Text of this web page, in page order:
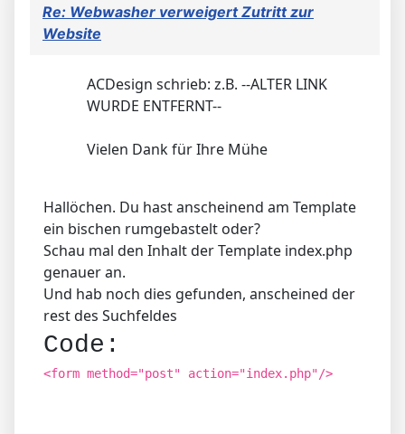
Re: Webwasher verweigert Zutritt zur
Website
ACDesign schrieb: z.B. --ALTER LINK
WURDE ENTFERNT--
Vielen Dank für Ihre Mühe
Hallöchen. Du hast anscheinend am Template
ein bischen rumgebastelt oder?
Schau mal den Inhalt der Template index.php
genauer an.
Und hab noch dies gefunden, anscheined der
rest des Suchfeldes
Code:
<form method="post" action="index.php"/>